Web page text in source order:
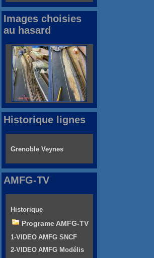
Images choisies
au hasard
Historique lignes
Grenoble Veynes
AMFG-TV
Historique
Programe AMFG-TV
1-VIDEO AMFG SNCF
2-VIDEO AMFG Modélis